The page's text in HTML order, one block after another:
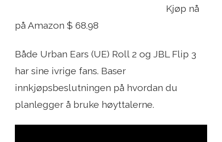
Kjøp nå
på Amazon $ 68.98
Både Urban Ears (UE) Roll 2 og JBL Flip 3
har sine ivrige fans. Baser
innkjøpsbeslutningen på hvordan du
planlegger å bruke høyttalerne.